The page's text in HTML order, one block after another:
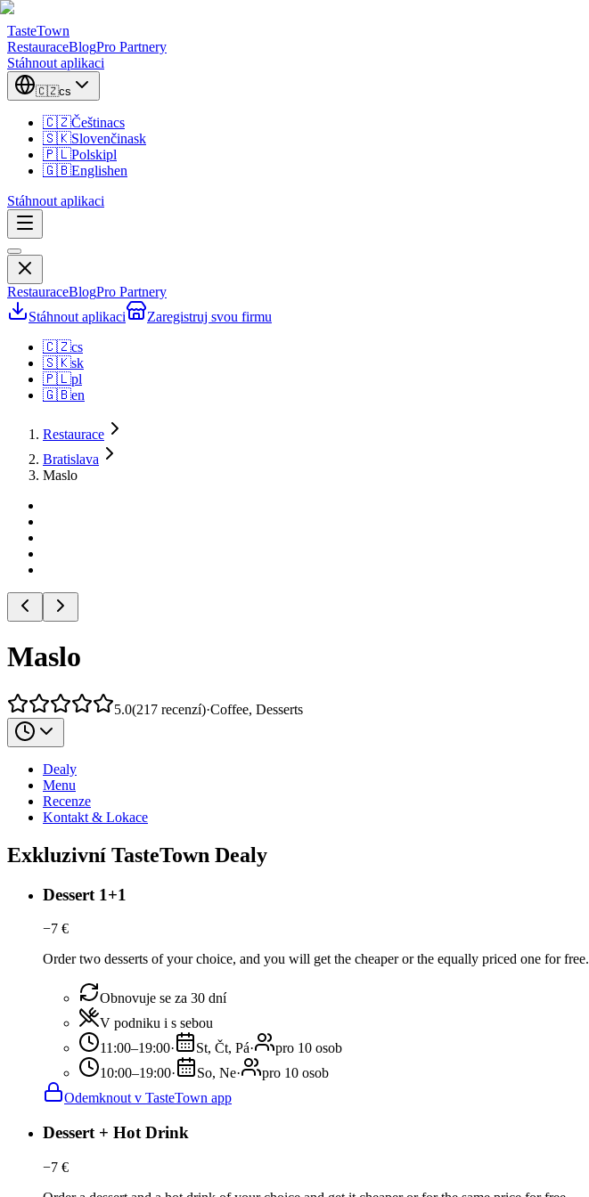
TasteTown
RestauraceBlogPro Partnery
Stáhnout aplikaci
🇨🇿cs
🇨🇿Češtinacs
🇸🇰Slovenčinask
🇵🇱Polskipl
🇬🇧Englishen
Stáhnout aplikaci
RestauraceBlogPro Partnery
Stáhnout aplikaci
Zaregistruj svou firmu
🇨🇿cs
🇸🇰sk
🇵🇱pl
🇬🇧en
Restaurace
Bratislava
Maslo
Maslo
5.0(217 recenzí)·Coffee, Desserts
Dealy
Menu
Recenze
Kontakt & Lokace
Exkluzivní TasteTown Dealy
Dessert 1+1
−7 €
Order two desserts of your choice, and you will get the cheaper or the equally priced one for free.
Obnovuje se za 30 dní
V podniku i s sebou
11:00–19:00· St, Čt, Pá·
pro 10 osob
10:00–19:00· So, Ne·
pro 10 osob
Odemknout v TasteTown app
Dessert + Hot Drink
−7 €